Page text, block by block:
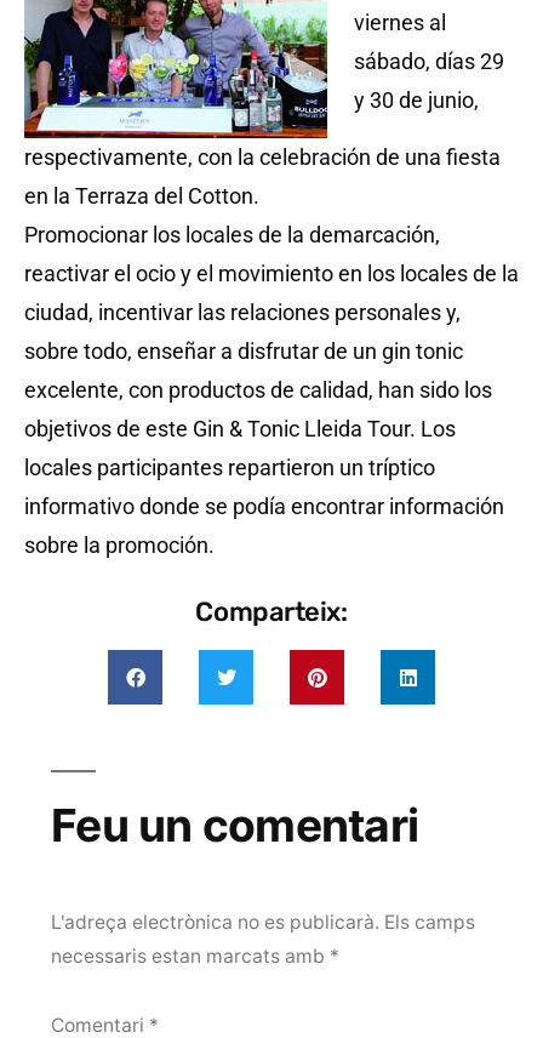
viernes al
sábado, días 29
y 30 de junio,
respectivamente, con la celebración de una fiesta
en la Terraza del Cotton.
Promocionar los locales de la demarcación,
reactivar el ocio y el movimiento en los locales de la
ciudad, incentivar las relaciones personales y,
sobre todo, enseñar a disfrutar de un gin tonic
excelente, con productos de calidad, han sido los
objetivos de este Gin & Tonic Lleida Tour. Los
locales participantes repartieron un tríptico
informativo donde se podía encontrar información
sobre la promoción.
Comparteix:
Feu un comentari
L'adreça electrònica no es publicarà. Els camps
necessaris estan marcats amb *
Comentari *